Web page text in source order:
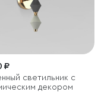
₽
светильник с
декором